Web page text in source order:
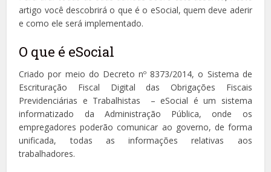
artigo você descobrirá o que é o eSocial, quem deve aderir
e como ele será implementado.
O que é eSocial
Criado por meio do Decreto nº 8373/2014, o Sistema de
Escrituração Fiscal Digital das Obrigações Fiscais
Previdenciárias e Trabalhistas – eSocial é um sistema
informatizado da Administração Pública, onde os
empregadores poderão comunicar ao governo, de forma
unificada, todas as informações relativas aos
trabalhadores.